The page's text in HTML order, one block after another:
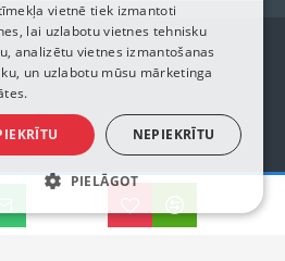
2023, Bebis.lv, Visas tiesības aizsargātas
ENGLISH
vietnē tiek izmantoti
lai uzlabotu vietnes tehnisku
analizētu vietnes izmantošanas
un uzlabotu mūsu mārketinga
NEPIEKRĪTU
PIELĀGOT